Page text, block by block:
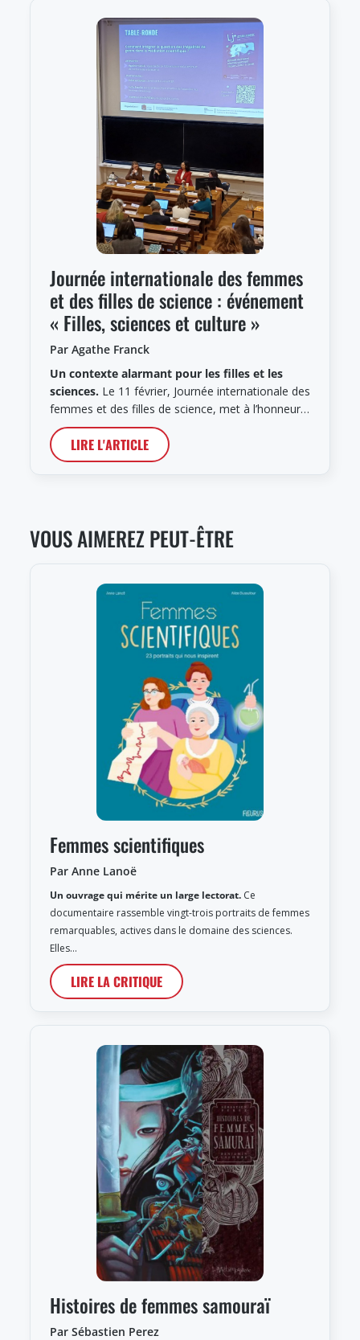
Journée internationale des femmes
et des filles de science : événement
« Filles, sciences et culture »
Par Agathe Franck
Un contexte alarmant pour les filles et les
sciences. Le 11 février, Journée internationale des
femmes et des filles de science, met à l’honneur…
LIRE L'ARTICLE
VOUS AIMEREZ PEUT-ÊTRE
Femmes scientifiques
Par Anne Lanoë
Un ouvrage qui mérite un large lectorat. Ce
documentaire rassemble vingt-trois portraits de femmes
remarquables, actives dans le domaine des sciences.
Elles…
LIRE LA CRITIQUE
Histoires de femmes samouraï
Par Sébastien Perez